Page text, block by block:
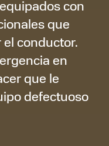
con
que
conductor.
en
que le
defectuoso